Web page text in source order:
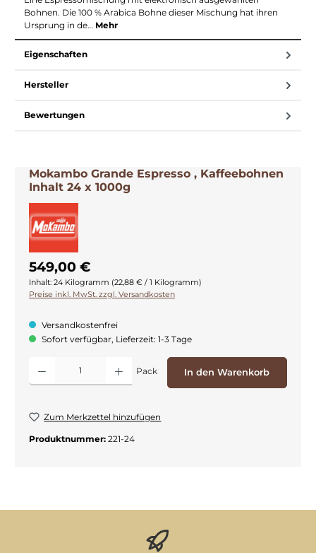
Bohnen. Die 100 % Arabica Bohne dieser Mischung hat ihren
Ursprung in de… Mehr
Eigenschaften
Hersteller
Bewertungen
Mokambo Grande Espresso , Kaffeebohnen
Inhalt 24 x 1000g
549,00 €
Inhalt: 24 Kilogramm (22,88 € / 1 Kilogramm)
Preise inkl. MwSt. zzgl. Versandkosten
Versandkostenfrei
Sofort verfügbar, Lieferzeit: 1-3 Tage
Produkt Anzahl: Gib den gewünschten Wert ein oder benutze die
Pack In den Warenkorb
Zum Merkzettel hinzufügen
Produktnummer: 221-24